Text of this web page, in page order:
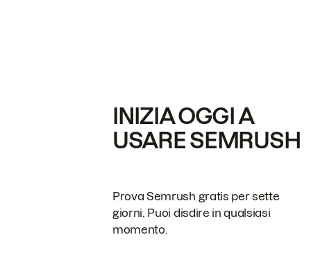
INIZIA OGGI A
USARE SEMRUSH
Prova Semrush gratis per sette
giorni. Puoi disdire in qualsiasi
momento.